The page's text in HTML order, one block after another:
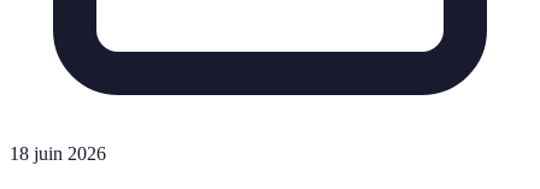
18 juin 2026